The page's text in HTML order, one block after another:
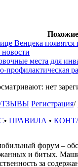
Венцека
места для
профилактическая
нет
Регистрация/
• ПРАВИЛА •
форум –
и битых.
за